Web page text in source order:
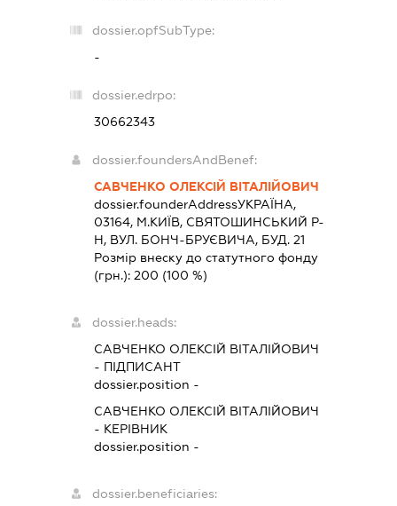
dossier.opfSubType:
-
dossier.edrpo:
30662343
dossier.foundersAndBenef:
САВЧЕНКО ОЛЕКСІЙ ВІТАЛІЙОВИЧ
dossier.founderAddressУКРАЇНА,
03164, М.КИЇВ, СВЯТОШИНСЬКИЙ Р-
Н, ВУЛ. БОНЧ-БРУЄВИЧА, БУД. 21
Розмір внеску до статутного фонду
(грн.): 200 (100 %)
dossier.heads:
САВЧЕНКО ОЛЕКСІЙ ВІТАЛІЙОВИЧ
- ПІДПИСАНТ
dossier.position -
САВЧЕНКО ОЛЕКСІЙ ВІТАЛІЙОВИЧ
- КЕРІВНИК
dossier.position -
dossier.beneficiaries: